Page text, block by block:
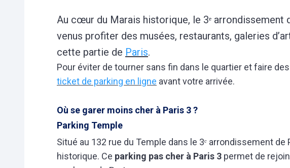
Au cœur du Marais historique, le 3ᵉ
venus profiter des musées, restaurants, galeries
cette partie de Paris.
Pour éviter de tourner sans fin dans le quartier et faire
ticket de parking en ligne avant votre arrivée.
Où se garer moins cher à Paris 3 ?
Parking Temple
Situé au 132 rue du Temple dans le 3ᵉ arrondissement
historique. Ce parking pas cher à Paris 3 permet de